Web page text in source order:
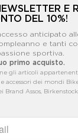
NERO UOMO
E
DEL 10%!
anticipato
e tanti
sportiva.
primo acquisto.
gli articoli
accessori dei mondi
Assos,